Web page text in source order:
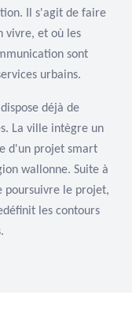
Il s'agit de faire
vivre, et où les
sont
urbains.
déjà de
La ville intègre un
d'un projet smart
wallonne. Suite à
poursuivre le projet,
les contours